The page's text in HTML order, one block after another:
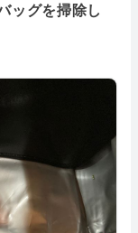
ッグを掃除し